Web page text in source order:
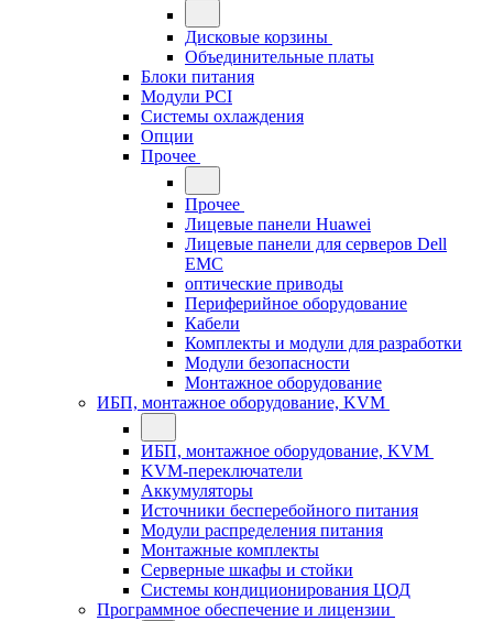
Дисковые корзины
Объединительные платы
Блоки питания
Модули PCI
Системы охлаждения
Опции
Прочее
Прочее
Лицевые панели Huawei
Лицевые панели для серверов Dell
EMC
оптические приводы
Периферийное оборудование
Кабели
Комплекты и модули для разработки
Модули безопасности
Монтажное оборудование
ИБП, монтажное оборудование, KVM
ИБП, монтажное оборудование, KVM
KVM-переключатели
Аккумуляторы
Источники бесперебойного питания
Модули распределения питания
Монтажные комплекты
Серверные шкафы и стойки
Системы кондиционирования ЦОД
Программное обеспечение и лицензии